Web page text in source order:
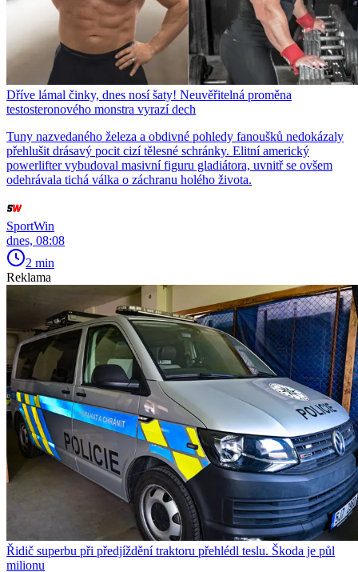
Dříve lámal činky, dnes nosí šaty! Neuvěřitelná proměna
testosteronového monstra vyrazí dech
Tuny nazvedaného železa a obdivné pohledy fanoušků nedokázaly
přehlušit drásavý pocit cizí tělesné schránky. Elitní americký
powerlifter vybudoval masivní figuru gladiátora, uvnitř se ovšem
odehrávala tichá válka o záchranu holého života.
SportWin
dnes, 08:08
2 min
Reklama
Řidič superbu při předjíždění traktoru přehlédl teslu. Škoda je půl
milionu